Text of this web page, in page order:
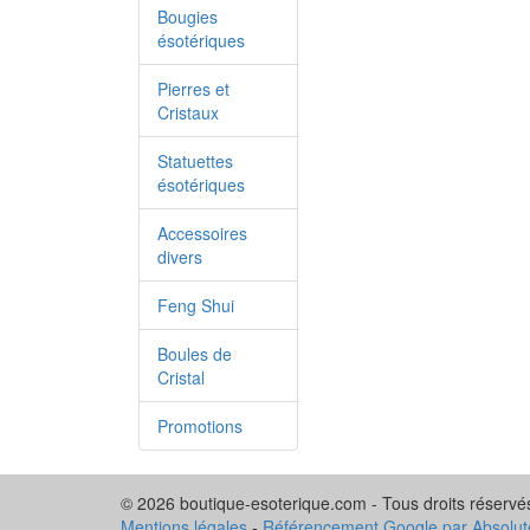
Bougies
ésotériques
Pierres et
Cristaux
Statuettes
ésotériques
Accessoires
divers
Feng Shui
Boules de
Cristal
Promotions
© 2026 boutique-esoterique.com - Tous droits